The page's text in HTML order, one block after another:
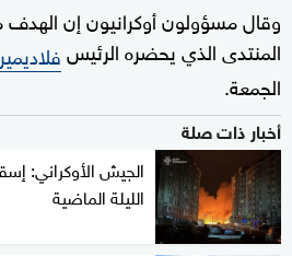
وقال مسؤولون أوكرانيون إن الهدف
المنتدى الذي يحضره الرئيس
الجمعة.
أخبار ذات صلة
الليلة الماضية